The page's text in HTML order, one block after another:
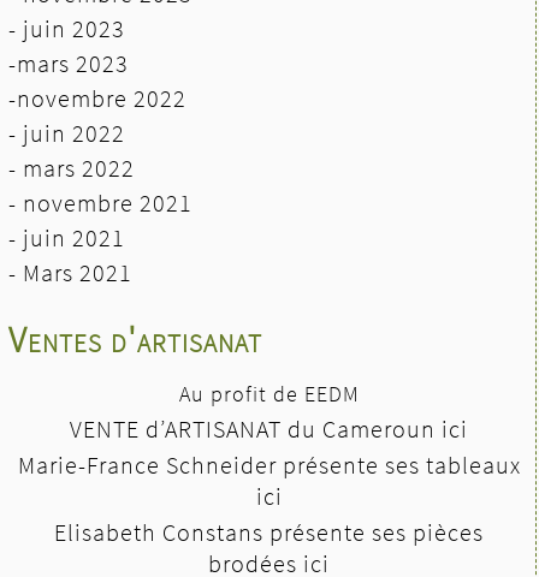
- juin 2023
-mars 2023
-novembre 2022
- juin 2022
- mars 2022
- novembre 2021
- juin 2021
- Mars 2021
Ventes d'artisanat
Au profit de EEDM
VENTE d’ARTISANAT du Cameroun ici
Marie-France Schneider présente ses tableaux
ici
Elisabeth Constans présente ses pièces
brodées ici